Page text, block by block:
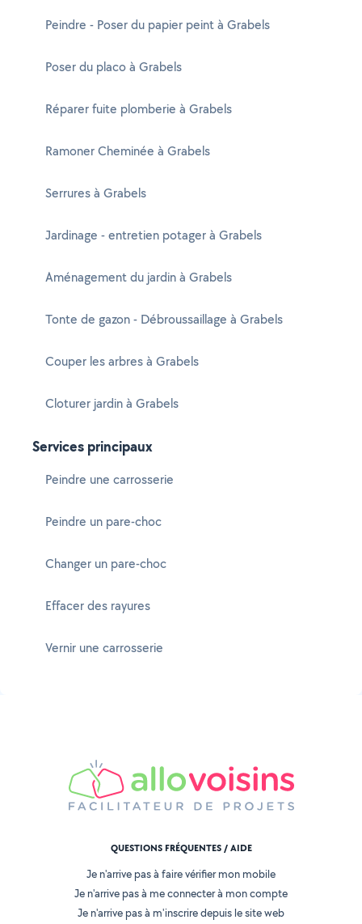
Peindre - Poser du papier peint à Grabels
Poser du placo à Grabels
Réparer fuite plomberie à Grabels
Ramoner Cheminée à Grabels
Serrures à Grabels
Jardinage - entretien potager à Grabels
Aménagement du jardin à Grabels
Tonte de gazon - Débroussaillage à Grabels
Couper les arbres à Grabels
Cloturer jardin à Grabels
Services principaux
Peindre une carrosserie
Peindre un pare-choc
Changer un pare-choc
Effacer des rayures
Vernir une carrosserie
QUESTIONS FRÉQUENTES / AIDE
Je n'arrive pas à faire vérifier mon mobile
Je n'arrive pas à me connecter à mon compte
Je n'arrive pas à m'inscrire depuis le site web